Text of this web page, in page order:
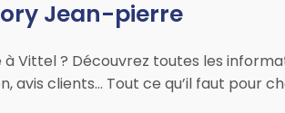
Jean-pierre
Vittel ? Découvrez toutes les
avis clients… Tout ce qu’il faut pour